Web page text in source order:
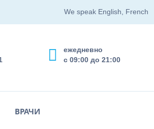
We speak English, French
ежедневно
с 09:00 до 21:00
ВРАЧИ